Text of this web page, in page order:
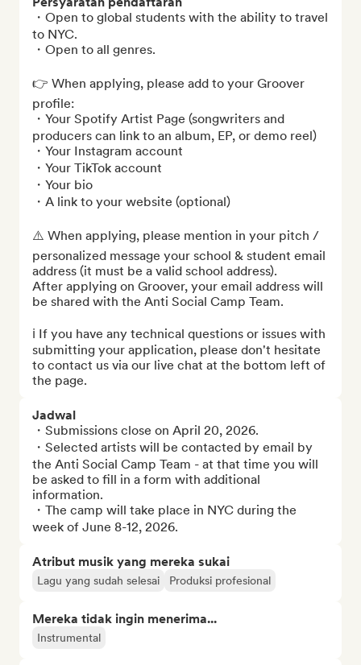
・Open to global students with the ability to travel
to NYC.
・Open to all genres.
👉 When applying, please add to your Groover
profile:
・Your Spotify Artist Page (songwriters and
producers can link to an album, EP, or demo reel)
・Your Instagram account
・Your TikTok account
・Your bio
・A link to your website (optional)
⚠️ When applying, please mention in your pitch /
personalized message your school & student email
address (it must be a valid school address).
After applying on Groover, your email address will
be shared with the Anti Social Camp Team.
ℹ️ If you have any technical questions or issues with
submitting your application, please don't hesitate
to contact us via our live chat at the bottom left of
the page.
Jadwal
・Submissions close on April 20, 2026.
・Selected artists will be contacted by email by
the Anti Social Camp Team - at that time you will
be asked to fill in a form with additional
information.
・The camp will take place in NYC during the
week of June 8-12, 2026.
Atribut musik yang mereka sukai
Lagu yang sudah selesai Produksi profesional
Mereka tidak ingin menerima...
Instrumental